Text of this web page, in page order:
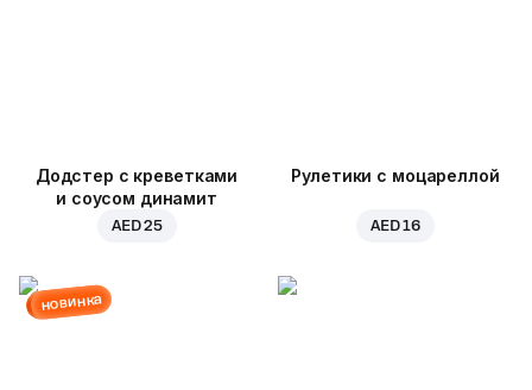
Додстер с креветками
и соусом динамит
AED 25
Рулетики с моцареллой
AED 16
новинка